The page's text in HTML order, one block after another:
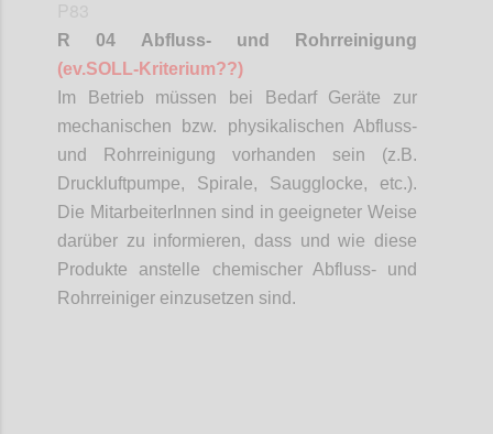
R 04 Abfluss- und Rohrreinigung
(ev.SOLL-Kriterium??)
Im Betrieb müssen bei Bedarf Geräte zur
mechanischen bzw. physikalischen Abfluss-
und Rohrreinigung vorhanden sein (z.B.
Druckluftpumpe, Spirale, Saugglocke, etc.).
Die MitarbeiterInnen sind in geeigneter Weise
darüber zu informieren, dass und wie diese
Produkte anstelle chemischer Abfluss- und
Rohrreiniger einzusetzen sind.